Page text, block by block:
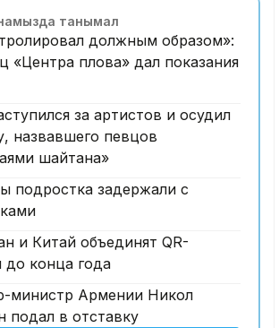
танымал
должным образом»:
«Центра плова» дал показания
за артистов и осудил
назвавшего певцов
шайтана»
подростка задержали с
и Китай объединят QR-
до конца года
министр Армении Никол
подал в отставку